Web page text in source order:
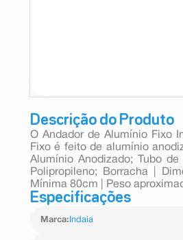
Descrição do Produto
O Andador de Alumínio Fixo
Fixo é feito de alumínio
Alumínio Anodizado; Tubo
Polipropileno; Borracha |
Mínima 80cm | Peso
Especificações
Marca: Indaia